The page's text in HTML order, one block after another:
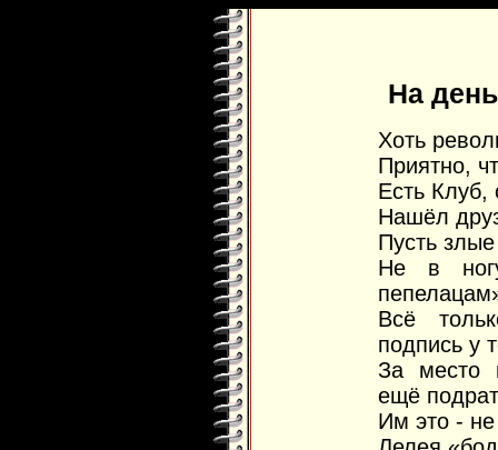
На
Хоть
Приятно,
Есть Клуб,
Нашёл
Пусть
Не в
Всё
подпись у
За место
ещё
Им это -